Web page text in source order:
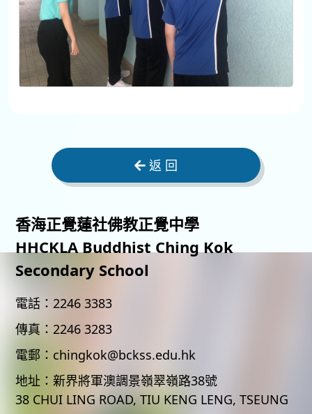
返 回
香海正覺蓮社佛教正覺中學
HHCKLA Buddhist Ching Kok
Secondary School
電話： 2246 3383
傳真： 2246 3283
電郵： chingkok@bckss.edu.hk
地址： 新界將軍澳調景嶺翠嶺路38號
38 CHUI LING ROAD, TIU KENG LENG, TSEUNG